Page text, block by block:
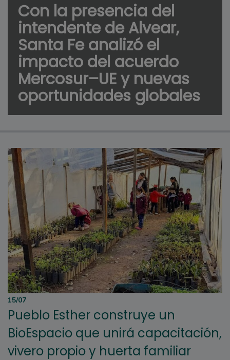
Con la presencia del
intendente de Alvear,
Santa Fe analizó el
impacto del acuerdo
Mercosur–UE y nuevas
oportunidades globales
15/07
Pueblo Esther construye un
BioEspacio que unirá capacitación,
vivero propio y huerta familiar